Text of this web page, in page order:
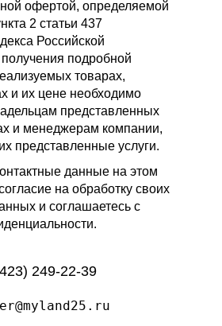
офертой, определяемой
2 статьи 437
Российской
подробной
товарах,
и их цене необходимо
представленных
и менеджерам компании,
представленные услуги.
данные на этом
на обработку своих
и соглашаетесь с
249-22-39